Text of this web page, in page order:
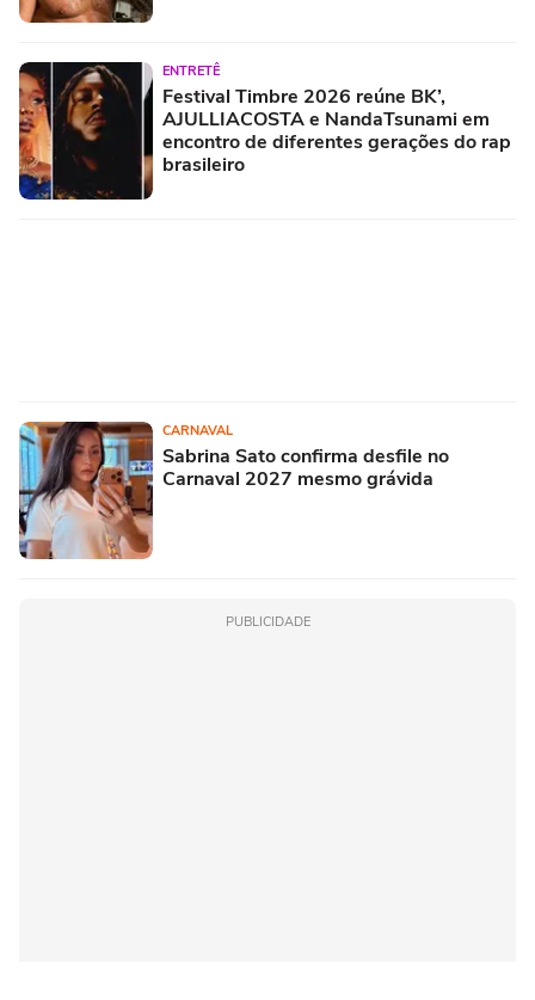
ENTRETÊ
Festival Timbre 2026 reúne BK’,
AJULLIACOSTA e NandaTsunami em
encontro de diferentes gerações do rap
brasileiro
CARNAVAL
Sabrina Sato confirma desfile no
Carnaval 2027 mesmo grávida
PUBLICIDADE